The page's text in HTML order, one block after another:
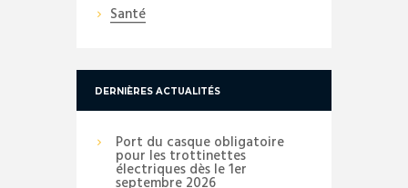
Santé
DERNIÈRES ACTUALITÉS
Port du casque obligatoire
pour les trottinettes
électriques dès le 1er